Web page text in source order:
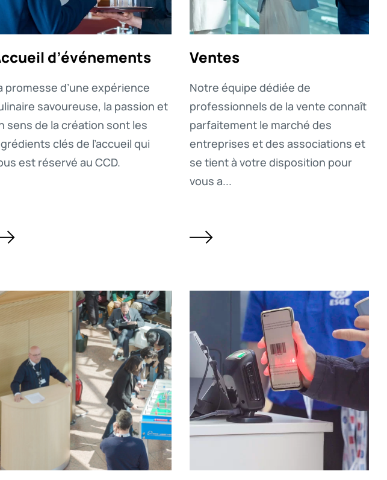
d’événements
promesse d’une expérience
savoureuse, la passion et
sens de la création sont les
clés de l’accueil qui
est réservé au CCD.
Ventes
Notre équipe dédiée de
professionnels de la vente connaît
parfaitement le marché des
entreprises et des associations et
se tient à votre disposition pour
vous a...